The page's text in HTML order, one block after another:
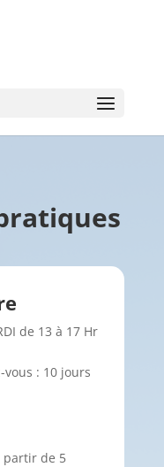
de 13 à 17 Hr
: 10 jours
partir de 5